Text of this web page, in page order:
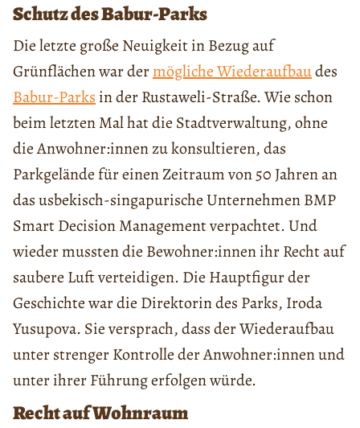
Schutz des Babur-Parks
Die letzte große Neuigkeit in Bezug auf
Grünflächen war dermögliche Wiederaufbaudes
Babur-Parks in der Rustaweli-Straße. Wie schon
beim letzten Mal hat die Stadtverwaltung, ohne
die Anwohner:innen zu konsultieren, das
Parkgelände für einen Zeitraum von 50 Jahren an
das usbekisch-singapurische Unternehmen BMP
Smart Decision Management verpachtet. Und
wieder mussten die Bewohner:innen ihr Recht auf
saubere Luft verteidigen. Die Hauptfigur der
Geschichte war die Direktorin des Parks, Iroda
Yusupova. Sie versprach, dass der Wiederaufbau
unter strenger Kontrolle der Anwohner:innen und
unter ihrer Führung erfolgen würde.
Recht auf Wohnraum